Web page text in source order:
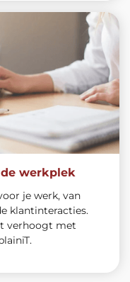
werkplek
je werk, van
klantinteracties.
verhoogt met